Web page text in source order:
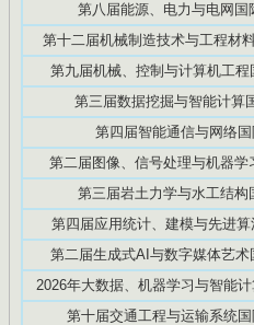
第八届能源、电力与电网
第十二届机械制造技术与工程材
第九届机械、控制与计算机工
第三届数据挖掘与智能计算
第四届智能通信与网络
第二届图像、信号处理与机器
第三届岩土力学与水工结
第四届应用统计、建模与先进
第二届生成式AI与数字媒体艺
2026年大数据、机器学习与智能
第十届交通工程与运输系统